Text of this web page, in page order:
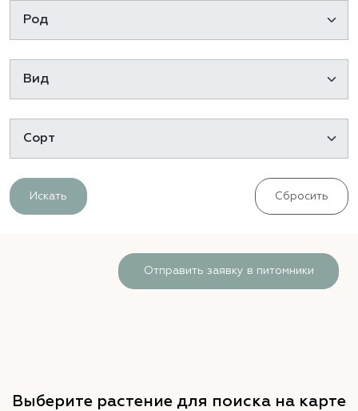
Искать Сбросить
Отправить заявку в питомники
Выберите растение для поиска на карте